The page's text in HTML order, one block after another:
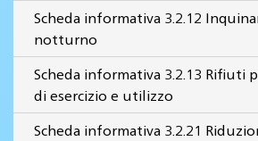
Scheda informativa 3.2.12
notturno
Scheda informativa 3.2.13 Rifiuti
di esercizio e utilizzo
Scheda informativa 3.2.21